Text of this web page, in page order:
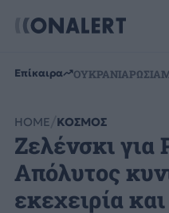
Επίκαιρα ΟΥΚΡΑΝΙΑΡΩΣΙΑ
HOME ΚΟΣΜΟΣ
Ζελένσκι για
Απόλυτος
εκεχειρία